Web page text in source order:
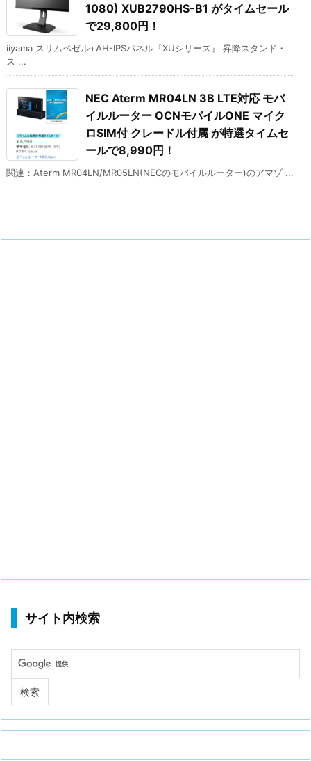
1080) XUB2790HS-B1 がタイムセール
で29,800円！
iiyama スリムベゼル+AH-IPSパネル『XUシリーズ』 昇降スタンド・
ス ...
NEC Aterm MR04LN 3B LTE対応 モバ
イルルーター OCNモバイルONE マイク
ロSIM付 クレードル付属 が特選タイムセ
ールで8,990円！
関連：Aterm MR04LN/MR05LN(NECのモバイルルーター)のアマゾ ...
サイト内検索